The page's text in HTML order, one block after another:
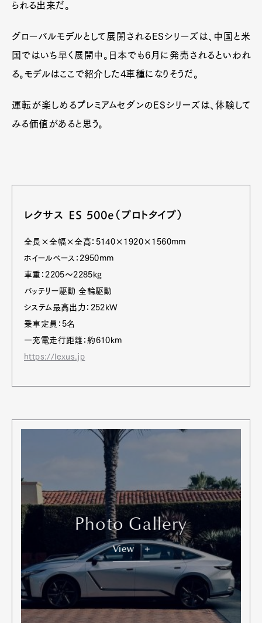
られる出来だ。
グローバルモデルとして展開されるESシリーズは、中国と米
国ではいち早く展開中。日本でも6月に発売されるといわれ
る。モデルはここで紹介した4車種になりそうだ。
運転が楽しめるプレミアムセダンのESシリーズは、体験して
みる価値があると思う。
レクサス ES 500e（プロトタイプ）
全長×全幅×全高：5140×1920×1560mm
ホイールベース：2950mm
車重：2205〜2285kg
バッテリー駆動 全輪駆動
システム最高出力：252kW
乗車定員：5名
一充電走行距離：約610km
https://lexus.jp
Photo Gallery
View